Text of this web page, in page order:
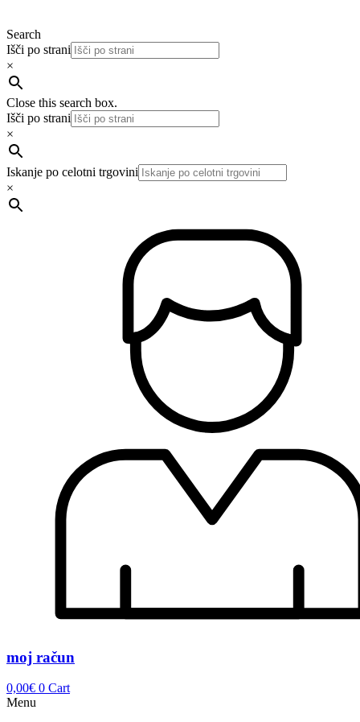
Search
Išči po strani
×
Close this search box.
Išči po strani
×
Iskanje po celotni trgovini
×
moj račun
0,00€ 0 Cart
Menu